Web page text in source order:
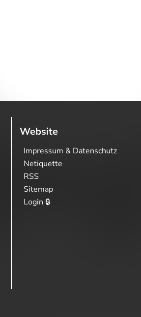
Website
Impressum & Datenschutz
Netiquette
RSS
Sitemap
Login 🔒